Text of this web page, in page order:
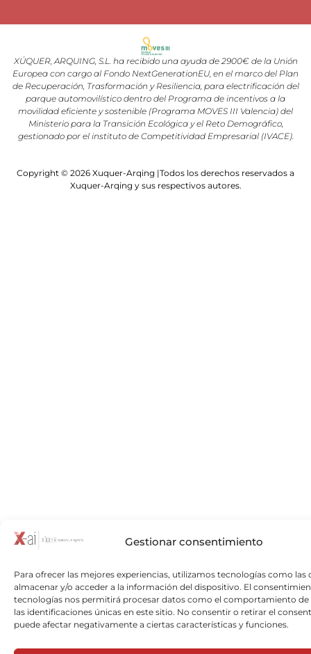
Gestionar consentimiento
Para ofrecer las mejores experiencias, utilizamos tecnologías como las
almacenar y/o acceder a la información del dispositivo. El
tecnologías nos permitirá procesar datos como el comportamiento de
las identificaciones únicas en este sitio. No consentir o retirar el
puede afectar negativamente a ciertas características y funciones.
XÚQUER, ARQUING, S.L. ha recibido una ayuda de 2900€ de la Unión
Europea con cargo al Fondo NextGenerationEU, en el marco del Plan
de Recuperación, Trasformación y Resiliencia, para electrificación del
parque automovilístico dentro del Programa de incentivos a la
movilidad eficiente y sostenible (Programa MOVES III Valencia) del
Ministerio para la Transición Ecológica y el Reto Demográfico,
gestionado por el instituto de Competitividad Empresarial (IVACE).
Copyright © 2026 Xuquer-Arqing |Todos los derechos reservados a
Xuquer-Arqing y sus respectivos autores.